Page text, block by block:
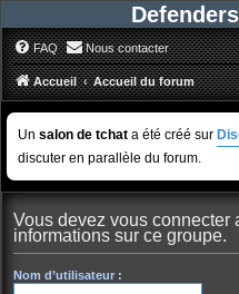
FAQ Nous contacter
Accueil Accueil du forum
Un salon de tchat a été créé sur
discuter en parallèle du forum.
Vous devez vous connecter
informations sur ce groupe.
Nom d’utilisateur :